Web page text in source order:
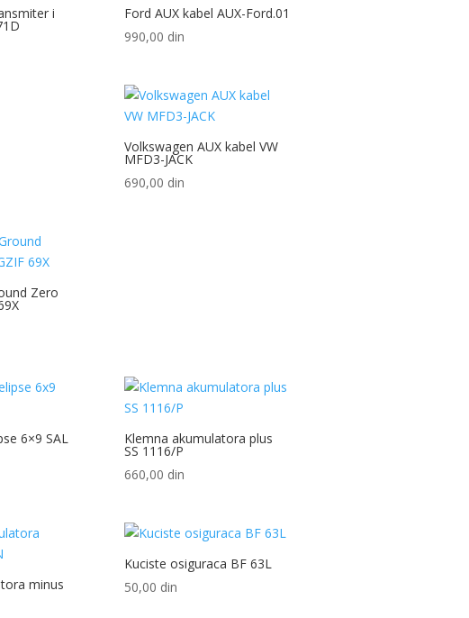
i
Ford AUX kabel AUX-Ford.01
990,00 din
Volkswagen AUX kabel VW
MFD3-JACK
690,00 din
Zero
6×9 SAL Klemna akumulatora plus
SS 1116/P
660,00 din
minus
Kuciste osiguraca BF 63L
50,00 din